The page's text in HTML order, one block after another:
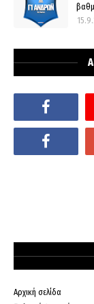
Αρχική σελίδα